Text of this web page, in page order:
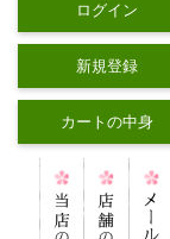
ログイン
新規登録
カートの中身